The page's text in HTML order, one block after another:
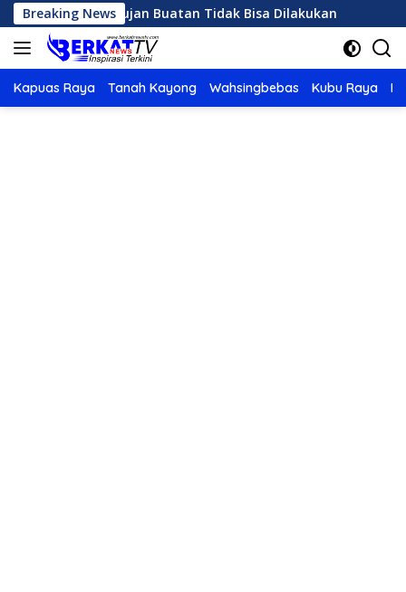
Langsung
ke
konten
Breaking News
OMC Hujan Buatan Tidak Bisa Dilakukan
Kapuas Raya Tanah Kayong Wahsingbebas Kubu Raya